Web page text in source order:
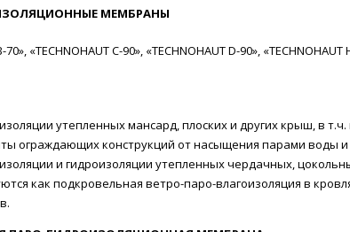
МЕМБРАНЫ
70», «TECHNOHAUT С-90», «TECHNOHAUT D-90»,
утепленных мансард, плоских и других крыш, в
ограждающих конструкций от насыщения парами воды и
и гидроизоляции утепленных чердачных,
как подкровельная ветро-паро-влагоизоляция в